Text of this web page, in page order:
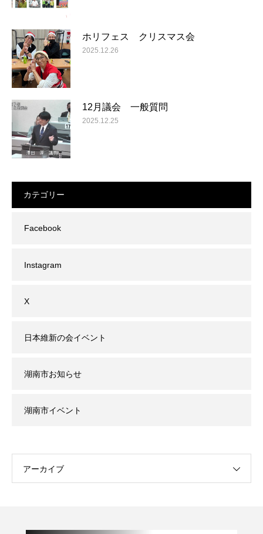
ホリフェス クリスマス会
2025.12.26
12月議会 一般質問
2025.12.25
カテゴリー
Facebook
Instagram
X
日本維新の会イベント
湖南市お知らせ
湖南市イベント
アーカイブ